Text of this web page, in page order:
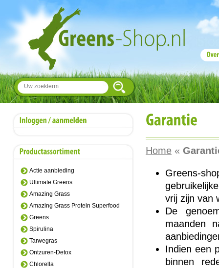
Actie aanbieding
Ultimate Greens
Amazing Grass
Amazing Grass Protein Superfood
Greens
Spirulina
Tarwegras
Ontzuren-Detox
Chlorella
Home «
Greens-
vrij zijn van
De
maanden
Indien een
binnen